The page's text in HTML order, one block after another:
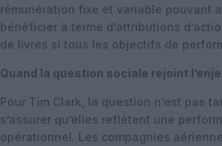
rémunération fixe et variable pouvant
bénéficier à terme d’attributions
de livres si tous les objectifs de
Quand la question sociale rejoint
Pour Tim Clark, la question n’est pas
s’assurer qu’elles reflètent une
opérationnel. Les compagnies